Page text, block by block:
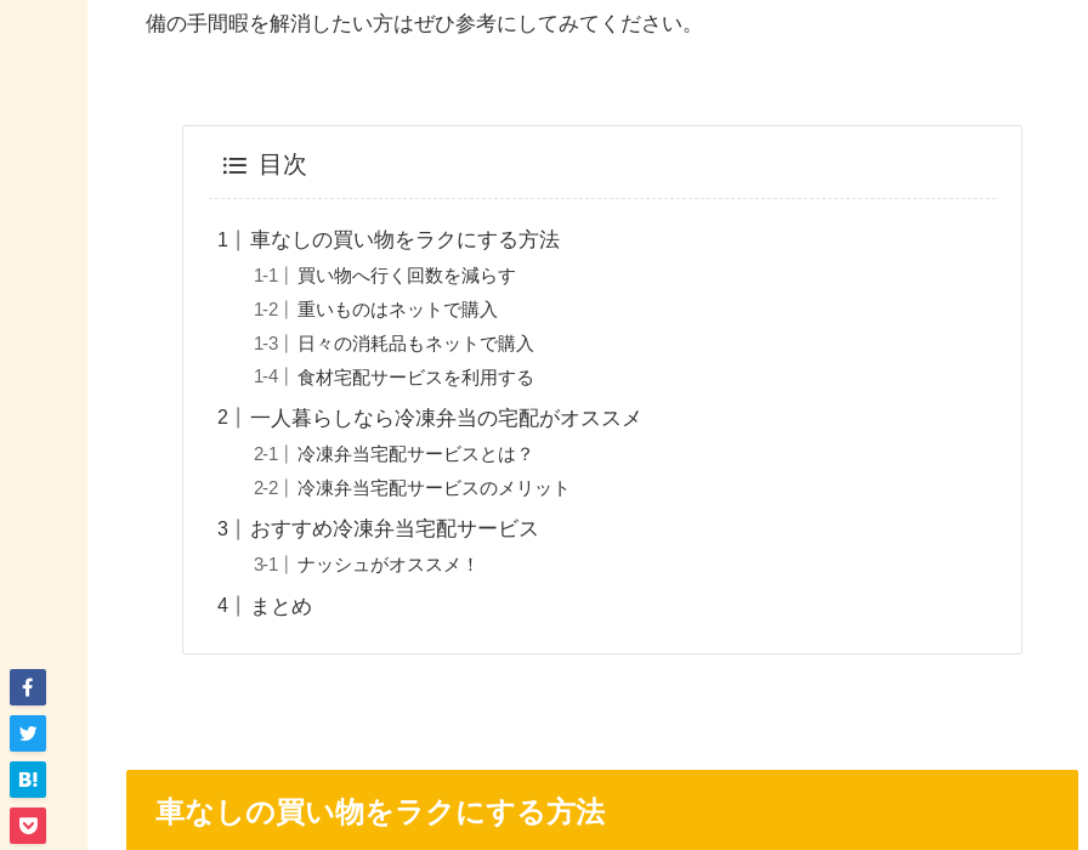
備の手間暇を解消したい方はぜひ参考にしてみてください。
目次
車なしの買い物をラクにする方法
買い物へ行く回数を減らす
重いものはネットで購入
日々の消耗品もネットで購入
食材宅配サービスを利用する
一人暮らしなら冷凍弁当の宅配がオススメ
冷凍弁当宅配サービスとは？
冷凍弁当宅配サービスのメリット
おすすめ冷凍弁当宅配サービス
ナッシュがオススメ！
まとめ
車なしの買い物をラクにする方法